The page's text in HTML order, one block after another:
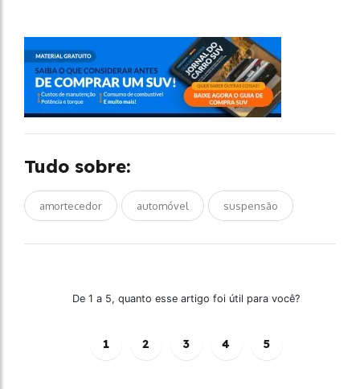
Tudo sobre:
amortecedor automóvel suspensão
De 1 a 5, quanto esse artigo foi útil para você?
1 2 3 4 5